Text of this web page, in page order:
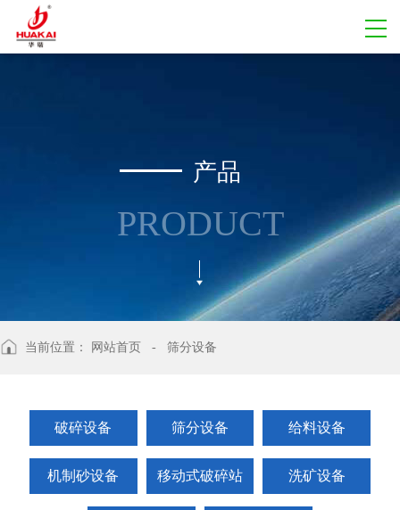
产品
PRODUCT
当前位置： 网站首页 - 筛分设备
破碎设备 筛分设备 给料设备
机制砂设备 移动式破碎站 洗矿设备